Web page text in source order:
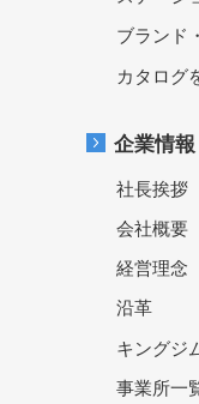
ブランド
カタログ
企業情報
社長挨拶
会社概要
経営理念
沿革
キングジ
事業所一